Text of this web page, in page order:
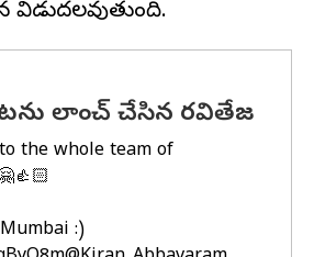
లాంచ్ చేసిన రవితేజ
the whole team of
:)